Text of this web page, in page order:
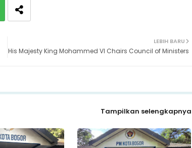
LEBIH BARU
His Majesty King Mohammed VI Chairs Council of Ministers
Tampilkan selengkapnya